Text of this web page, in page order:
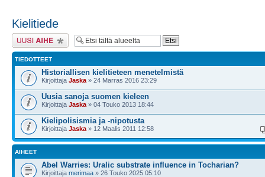
Kielitiede
Lähetä uusi viesti
TIEDOTTEET
Historiallisen kielitieteen menetelmistä
Kirjoittaja Jaska » 24 Marras 2016 23:29
Uusia sanoja suomen kieleen
Kirjoittaja Jaska » 04 Touko 2013 18:44
Kielipolisismia ja -nipotusta
Kirjoittaja Jaska » 12 Maalis 2011 12:58
AIHEET
Abel Warries: Uralic substrate influence in Tocharian?
Kirjoittaja merimaa » 26 Touko 2025 05:10